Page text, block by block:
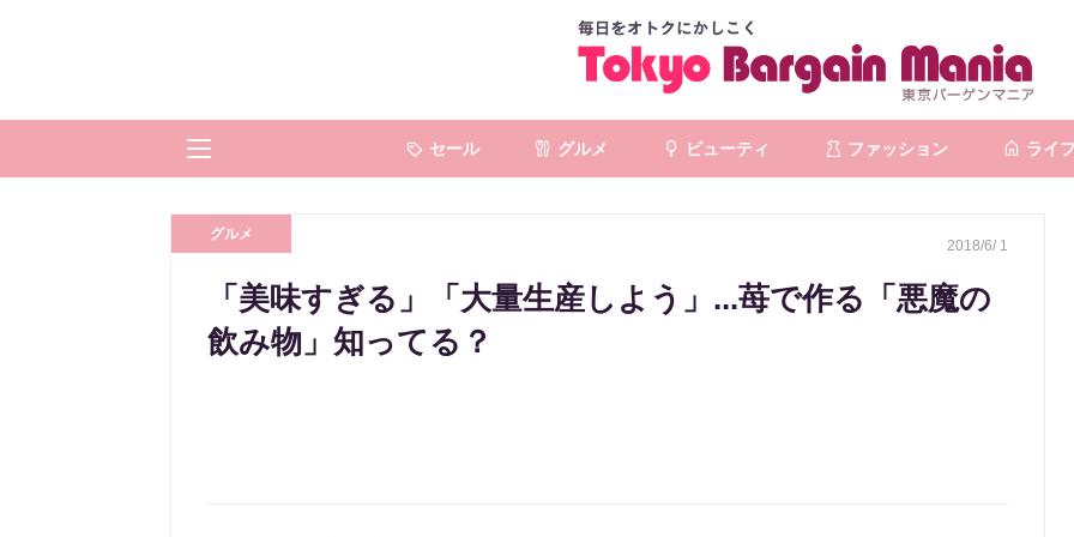
セール グルメ ビューティ ファッション ライフ
グルメ
2018/6/ 1
「美味すぎる」「大量生産しよう」...苺で作る「悪魔の
飲み物」知ってる？